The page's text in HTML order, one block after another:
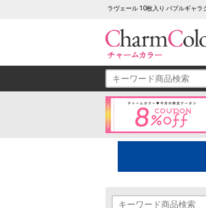
ラヴェール 10枚入り バブルギャラ